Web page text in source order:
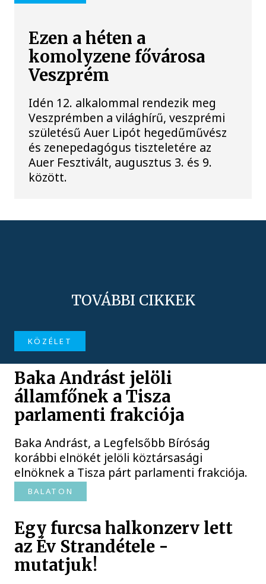
Ezen a héten a
komolyzene fővárosa
Veszprém
Idén 12. alkalommal rendezik meg
Veszprémben a világhírű, veszprémi
születésű Auer Lipót hegedűművész
és zenepedagógus tiszteletére az
Auer Fesztivált, augusztus 3. és 9.
között.
TOVÁBBI CIKKEK
KÖZÉLET
Baka Andrást jelöli
államfőnek a Tisza
parlamenti frakciója
Baka Andrást, a Legfelsőbb Bíróság
korábbi elnökét jelöli köztársasági
elnöknek a Tisza párt parlamenti frakciója.
BALATON
Egy furcsa halkonzerv lett
az Év Strandétele -
mutatjuk!